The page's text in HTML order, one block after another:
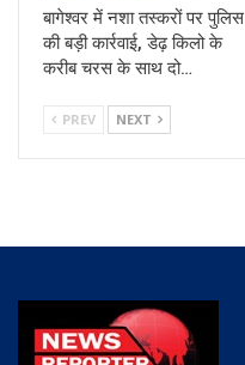
बागेश्वर में नशा तस्करों पर पुलिस
की बड़ी कार्रवाई, डेढ़ किलो के
करीब चरस के साथ दो…
PREV NEXT